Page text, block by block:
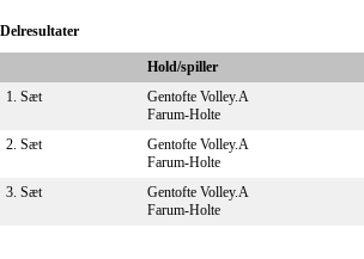
Delresultater
Hold/spiller
1. Sæt
Gentofte Volley.A
Farum-Holte
2. Sæt
Gentofte Volley.A
Farum-Holte
3. Sæt
Gentofte Volley.A
Farum-Holte